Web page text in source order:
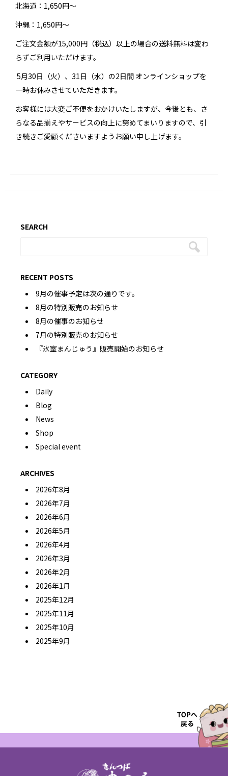
北海道：1,650円～
沖縄：1,650円～
ご注文金額が15,000円（税込）以上の場合の送料無料は変わ
らずご利用いただけます。
5月30日（火）、31日（水）の2日間 オンラインショップを
一時お休みさせていただきます。
お客様には大変ご不便をおかけいたしますが、今後とも、さ
らなる品揃えやサービスの向上に努めてまいりますので、引
き続きご愛顧くださいますようお願い申し上げます。
SEARCH
RECENT POSTS
9月の催事予定は次の通りです。
8月の特別販売のお知らせ
8月の催事のお知らせ
7月の特別販売のお知らせ
『氷室まんじゅう』販売開始のお知らせ
CATEGORY
Daily
Blog
News
Shop
Special event
ARCHIVES
2026年8月
2026年7月
2026年6月
2026年5月
2026年4月
2026年3月
2026年2月
2026年1月
2025年12月
2025年11月
2025年10月
2025年9月